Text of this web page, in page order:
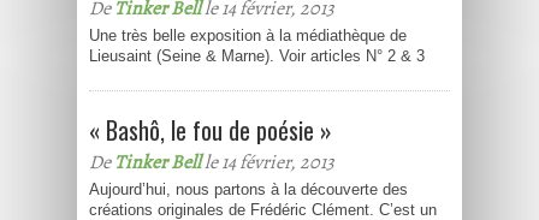
DeTinker Bellle 14 février, 2013
Une très belle exposition à la médiathèque de
Lieusaint (Seine & Marne). Voir articles N° 2 & 3
« Bashô, le fou de poésie »
DeTinker Bellle 14 février, 2013
Aujourd’hui, nous partons à la découverte des
créations originales de Frédéric Clément. C’est un